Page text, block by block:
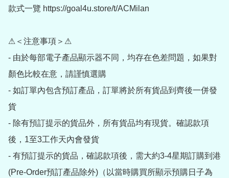
款式一覽 https://goal4u.store/t/ACMilan
⚠＜注意事項＞⚠
- 由於每部電子產品顯示器不同，均存在色差問題，如果對
顏色比較在意，請謹慎選購
- 如訂單內包含預訂產品，訂單將於所有貨品到齊後一併發
貨
- 除有預訂提示的貨品外，所有貨品均有現貨。確認款項
後，1至3工作天內會發貨
- 有預訂提示的貨品，確認款項後，需大約3-4星期訂購到港
(Pre-Order預訂產品除外)（以當時購買所顯示預購日子為